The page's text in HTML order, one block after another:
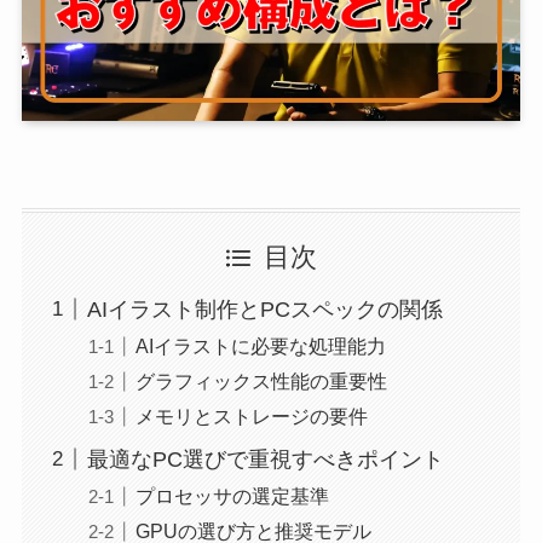
目次
AIイラスト制作とPCスペックの関係
AIイラストに必要な処理能力
グラフィックス性能の重要性
メモリとストレージの要件
最適なPC選びで重視すべきポイント
プロセッサの選定基準
GPUの選び方と推奨モデル